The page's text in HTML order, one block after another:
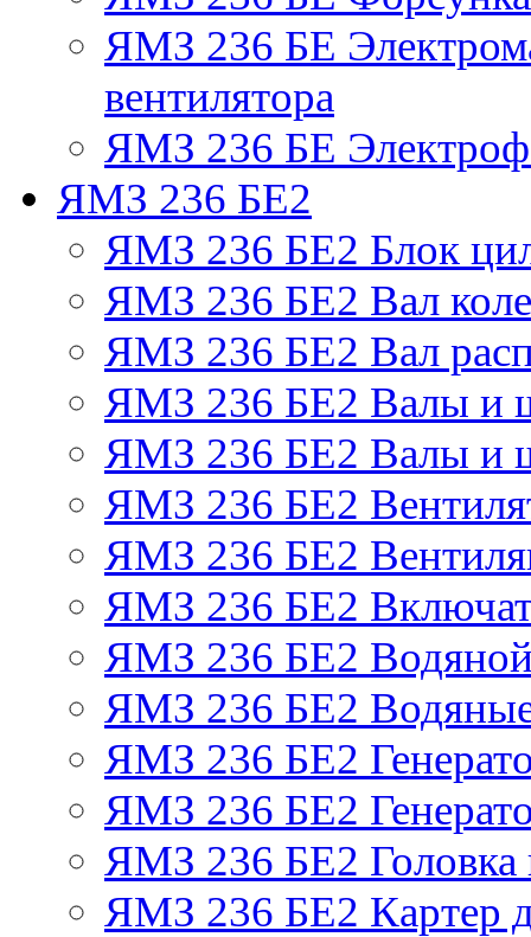
ЯМЗ 236 БЕ
вентилятора
ЯМЗ 236 БЕ
ЯМЗ 236 БЕ2
ЯМЗ 236 БЕ2 Блок
ЯМЗ 236 БЕ2 Вал
ЯМЗ 236 БЕ2 Вал
ЯМЗ 236 БЕ2 Валы и
ЯМЗ 236 БЕ2 Валы и
ЯМЗ 236 БЕ2
ЯМЗ 236 БЕ2
ЯМЗ 236 БЕ2
ЯМЗ 236 БЕ2 Водяной
ЯМЗ 236 БЕ2
ЯМЗ 236 БЕ2
ЯМЗ 236 БЕ2
ЯМЗ 236 БЕ2 Головка
ЯМЗ 236 БЕ2 Картер